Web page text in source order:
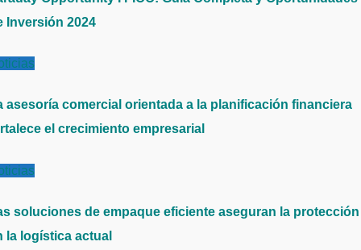
Inversión 2024
asesoría comercial orientada a la planificación financiera
el crecimiento empresarial
soluciones de empaque eficiente aseguran la protección
la logística actual